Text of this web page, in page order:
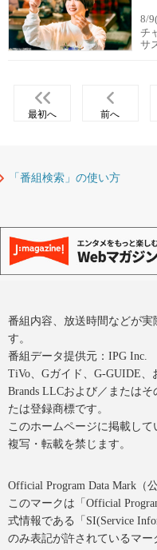
8/
チ
サ
最初へ 前へ
「番組検索」の使い方
番組内容、放送時間などが
す。
番組データ提供元：IPG Inc.
TiVo、Gガイド、G-GUIDE
Brands LLCおよび／または
たは登録商標です。
このホームページに掲載し
複写・転載を禁じます。
Official Program Data Mark（
このマークは「Official
式情報である「SI(Service
のみ表記が許されているマー